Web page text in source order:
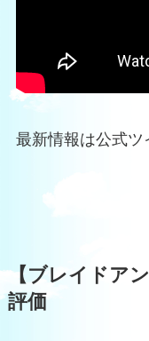
最新情報は公式ツ
【ブレイドア
評価